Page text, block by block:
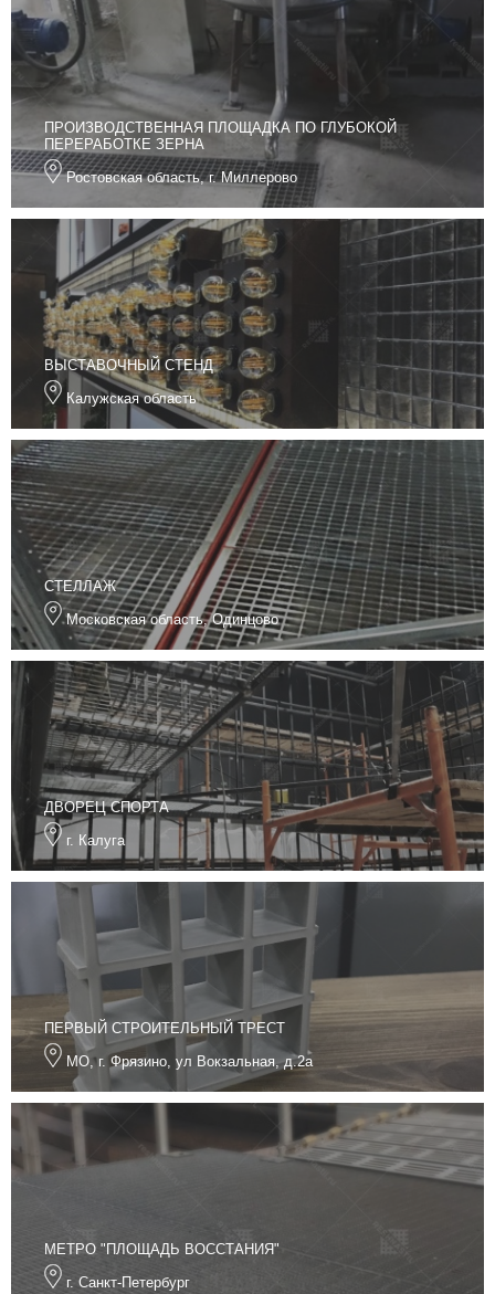
ПРОИЗВОДСТВЕННАЯ ПЛОЩАДКА ПО ГЛУБОКОЙ
ПЕРЕРАБОТКЕ ЗЕРНА
Ростовская область, г. Миллерово
ВЫСТАВОЧНЫЙ СТЕНД
Калужская область
СТЕЛЛАЖ
Московская область, Одинцово
ДВОРЕЦ СПОРТА
г. Калуга
ПЕРВЫЙ СТРОИТЕЛЬНЫЙ ТРЕСТ
МО, г. Фрязино, ул Вокзальная, д.2а
МЕТРО "ПЛОЩАДЬ ВОССТАНИЯ"
г. Санкт-Петербург